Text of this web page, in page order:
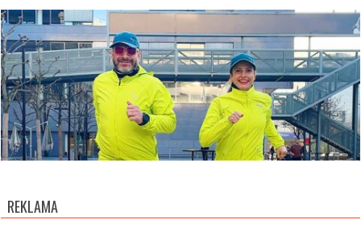
REKLAMA